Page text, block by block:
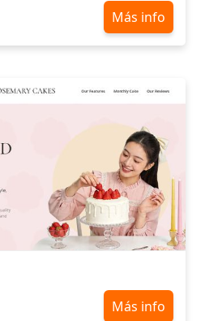
Más info
Más info